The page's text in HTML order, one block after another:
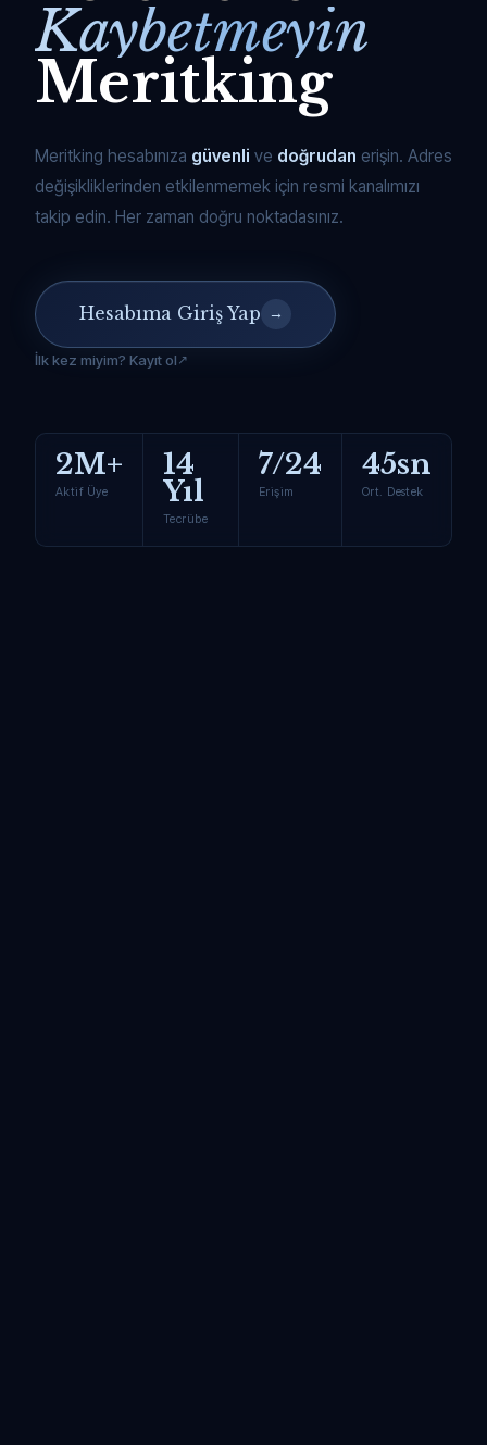
Kaybetmeyin
Meritking
Meritking hesabınıza güvenli ve doğrudan erişin. Adres
değişikliklerinden etkilenmemek için resmi kanalımızı
takip edin. Her zaman doğru noktadasınız.
Hesabıma Giriş Yap →
İlk kez miyim? Kayıt ol
2M+
Aktif Üye
14
Yıl
Tecrübe
7/24
Erişim
45sn
Ort. Destek